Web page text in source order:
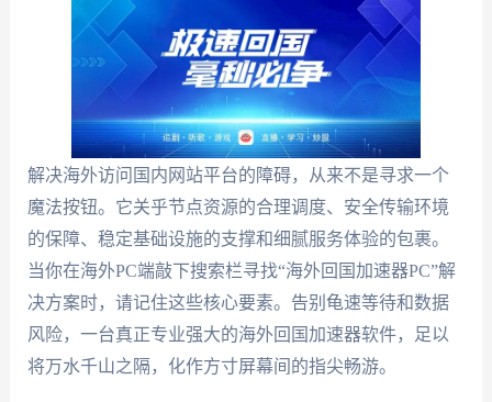
解决海外访问国内网站平台的障碍，从来不是寻求一个
魔法按钮。它关乎节点资源的合理调度、安全传输环境
的保障、稳定基础设施的支撑和细腻服务体验的包裹。
当你在海外PC端敲下搜索栏寻找“海外回国加速器PC”解
决方案时，请记住这些核心要素。告别龟速等待和数据
风险，一台真正专业强大的海外回国加速器软件，足以
将万水千山之隔，化作方寸屏幕间的指尖畅游。